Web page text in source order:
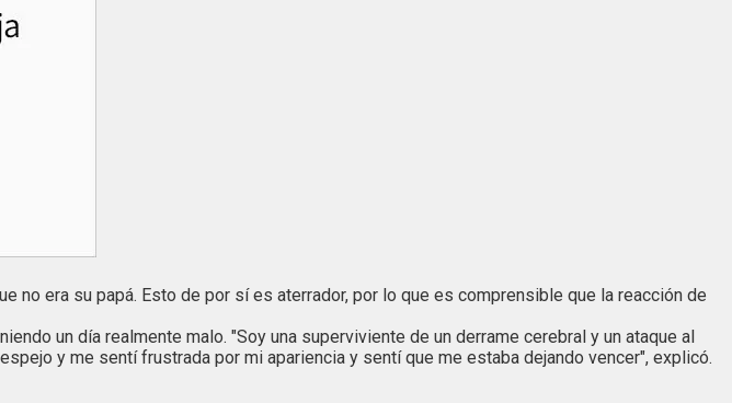
no era su papá. Esto de por sí es aterrador, por lo que es comprensible que la reacción de
un día realmente malo. "Soy una superviviente de un derrame cerebral y un ataque al
y me sentí frustrada por mi apariencia y sentí que me estaba dejando vencer", explicó.